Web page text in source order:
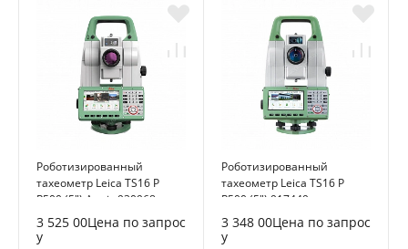
Роботизированный
тахеометр Leica TS16 P
R500 (5") Arctic 930968
3 525 00Цена по запрос
у
Роботизированный
тахеометр Leica TS16 P
R500 (5") 917449
3 348 00Цена по запрос
у